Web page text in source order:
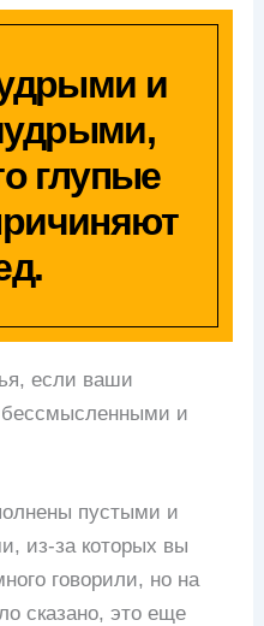
и
глупые
если ваши
бессмысленными и
пустыми и
из-за которых вы
говорили, но на
сказано, это еще